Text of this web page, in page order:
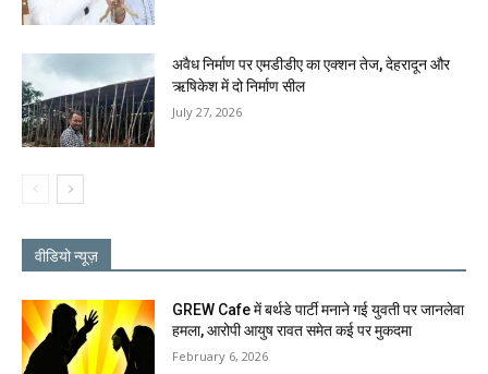
अवैध निर्माण पर एमडीडीए का एक्शन तेज, देहरादून और
ऋषिकेश में दो निर्माण सील
July 27, 2026
वीडियो न्यूज़
GREW Cafe में बर्थडे पार्टी मनाने गई युवती पर जानलेवा
हमला, आरोपी आयुष रावत समेत कई पर मुकदमा
February 6, 2026